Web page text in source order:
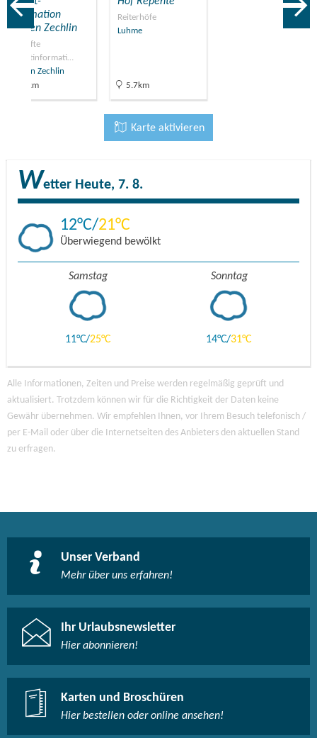
Information
Flecken Zechlin
Geprüfte
Touristinformati…
Flecken Zechlin
0.1km
Reiterhöfe
Luhme
5.7km
Karte aktivieren
Wetter Heute, 7. 8.
12 21
Überwiegend bewölkt
Samstag
11 25
Sonntag
14 31
Alle Informationen, Zeiten und Preise werden regelmäßig geprüft und
aktualisiert. Trotzdem können wir für die Richtigkeit der Daten keine
Gewähr übernehmen. Wir empfehlen Ihnen, vor Ihrem Besuch telefonisch /
per E-Mail oder über die Internetseiten des Anbieters den aktuellen Stand
zu erfragen.
Unser Verband
Mehr über uns erfahren!
Ihr Urlaubsnewsletter
Hier abonnieren!
Karten und Broschüren
Hier bestellen oder online ansehen!